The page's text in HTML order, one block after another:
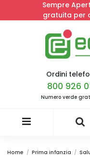
Sempre
gratuita per
Ordini
800 926
Numero verde
Home Prima infanzia